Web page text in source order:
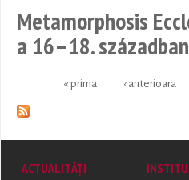
Metamorphosis
a 16–18. században
« prima ‹ anterioara
ACTUALITĂȚI